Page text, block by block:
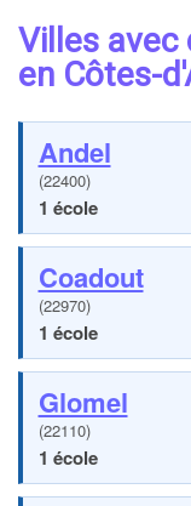
Villes avec
en Côtes-
Andel
(22400)
1 école
Coadout
(22970)
1 école
Glomel
(22110)
1 école